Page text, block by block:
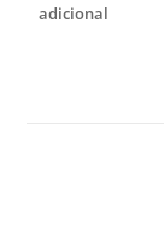
adicional